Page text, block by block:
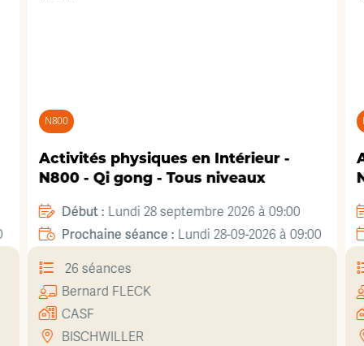
N800
Activités physiques en Intérieur -
N800 - Qi gong - Tous niveaux
Début : Lundi 28 septembre 2026 à 09:00
Prochaine séance : Lundi 28-09-2026 à 09:00
26 séances
Bernard FLECK
CASF
BISCHWILLER